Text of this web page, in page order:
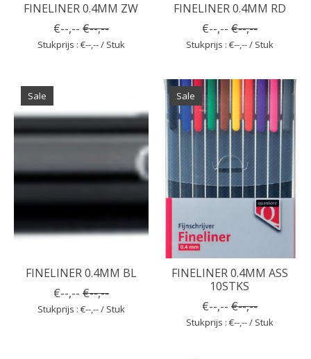
FINELINER 0.4MM ZW
€--,-- €--,--
Stukprijs : €--,-- / Stuk
FINELINER 0.4MM RD
€--,-- €--,--
Stukprijs : €--,-- / Stuk
Sale
FINELINER 0.4MM BL
€--,-- €--,--
Stukprijs : €--,-- / Stuk
Sale
FINELINER 0.4MM ASS
10STKS
€--,-- €--,--
Stukprijs : €--,-- / Stuk